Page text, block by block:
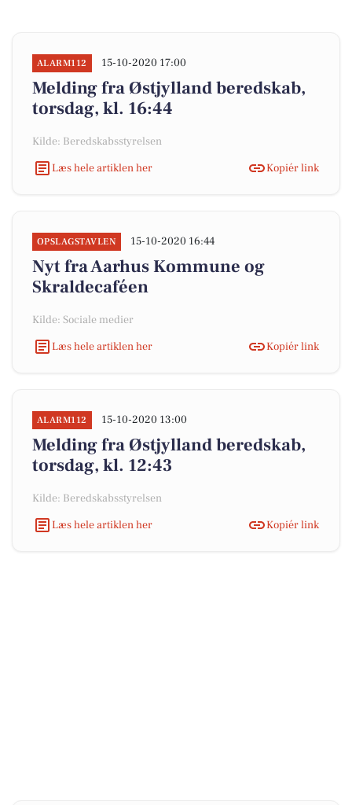
ALARM112 15-10-2020 17:00
Melding fra Østjylland beredskab,
torsdag, kl. 16:44
Kilde: Beredskabsstyrelsen
Læs hele artiklen her
Kopiér link
OPSLAGSTAVLEN 15-10-2020 16:44
Nyt fra Aarhus Kommune og
Skraldecaféen
Kilde: Sociale medier
Læs hele artiklen her
Kopiér link
ALARM112 15-10-2020 13:00
Melding fra Østjylland beredskab,
torsdag, kl. 12:43
Kilde: Beredskabsstyrelsen
Læs hele artiklen her
Kopiér link